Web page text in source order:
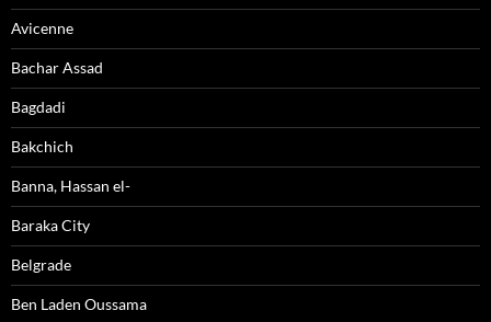
Avicenne
Bachar Assad
Bagdadi
Bakchich
Banna, Hassan el-
Baraka City
Belgrade
Ben Laden Oussama